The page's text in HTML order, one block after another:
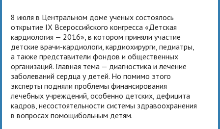
8 июля в Центральном доме ученых состоялось
открытие IX Всероссийского конгресса «Детская
кардиология — 2016», в котором приняли участие
детские врачи-кардиологи, кардиохирурги, педиатры,
а также представители фондов и общественных
организаций. Главная тема — диагностика и лечение
заболеваний сердца у детей. Но помимо этого
эксперты подняли проблемы финансирования
лечебных учреждений, особенно детских, дефицита
кадров, несостоятельности системы здравоохранения
в вопросах помощибольным детям.